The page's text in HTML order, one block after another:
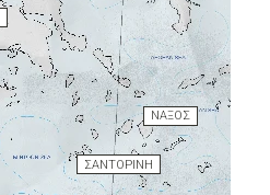
ΝΑΞΟΣ
ΣΑΝΤΟΡΙΝΗ